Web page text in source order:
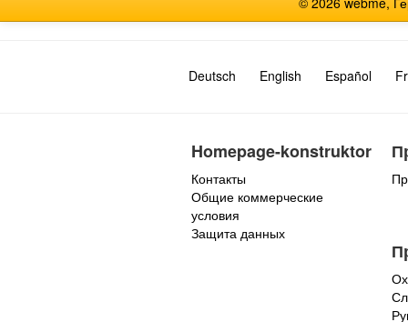
Deutsch English Español
Homepage-konstruktor
Контакты
Общие коммерческие
условия
Защита данных